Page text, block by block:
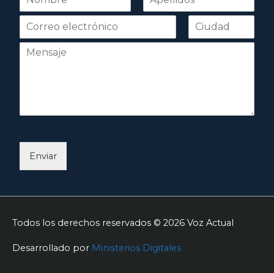
m
r
Nombre Apellidos
Enviar
Todos los derechos reservados © 2026 Voz Actual
Desarrollado por Ministerios Digitales